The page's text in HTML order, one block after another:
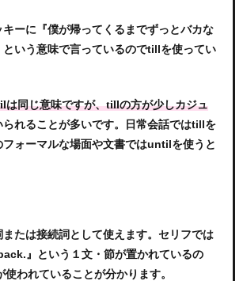
キーに『僕が帰ってくるまでずっとバカな
という意味で言っているのでtillを使ってい
同じ意味ですが、tillの方が少しカジュ
られることが多いです。日常会話ではtillを
ォーマルな場面や文書ではuntilを使うと
たは接続詞として使えます。セリフでは
』という１文・節が置かれているの
われていることが分かります。